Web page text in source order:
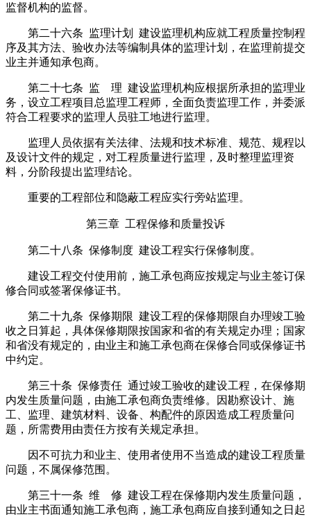
监督机构的监督。
第二十六条 监理计划 建设监理机构应就工程质量控制程
序及其方法、验收办法等编制具体的监理计划，在监理前提交
业主并通知承包商。
第二十七条 监 理 建设监理机构应根据所承担的监理业
务，设立工程项目总监理工程师，全面负责监理工作，并委派
符合工程要求的监理人员驻工地进行监理。
监理人员依据有关法律、法规和技术标准、规范、规程以
及设计文件的规定，对工程质量进行监理，及时整理监理资
料，分阶段提出监理结论。
重要的工程部位和隐蔽工程应实行旁站监理。
第三章 工程保修和质量投诉
第二十八条 保修制度 建设工程实行保修制度。
建设工程交付使用前，施工承包商应按规定与业主签订保
修合同或签署保修证书。
第二十九条 保修期限 建设工程的保修期限自办理竣工验
收之日算起，具体保修期限按国家和省的有关规定办理；国家
和省没有规定的，由业主和施工承包商在保修合同或保修证书
中约定。
第三十条 保修责任 通过竣工验收的建设工程，在保修期
内发生质量问题，由施工承包商负责维修。因勘察设计、施
工、监理、建筑材料、设备、构配件的原因造成工程质量问
题，所需费用由责任方按有关规定承担。
因不可抗力和业主、使用者使用不当造成的建设工程质量
问题，不属保修范围。
第三十一条 维 修 建设工程在保修期内发生质量问题，
由业主书面通知施工承包商，施工承包商应自接到通知之日起